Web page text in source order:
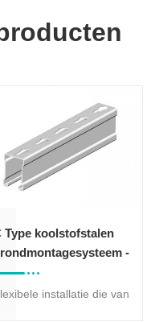
Type koolstofstalen
-
sectie
installatie die van